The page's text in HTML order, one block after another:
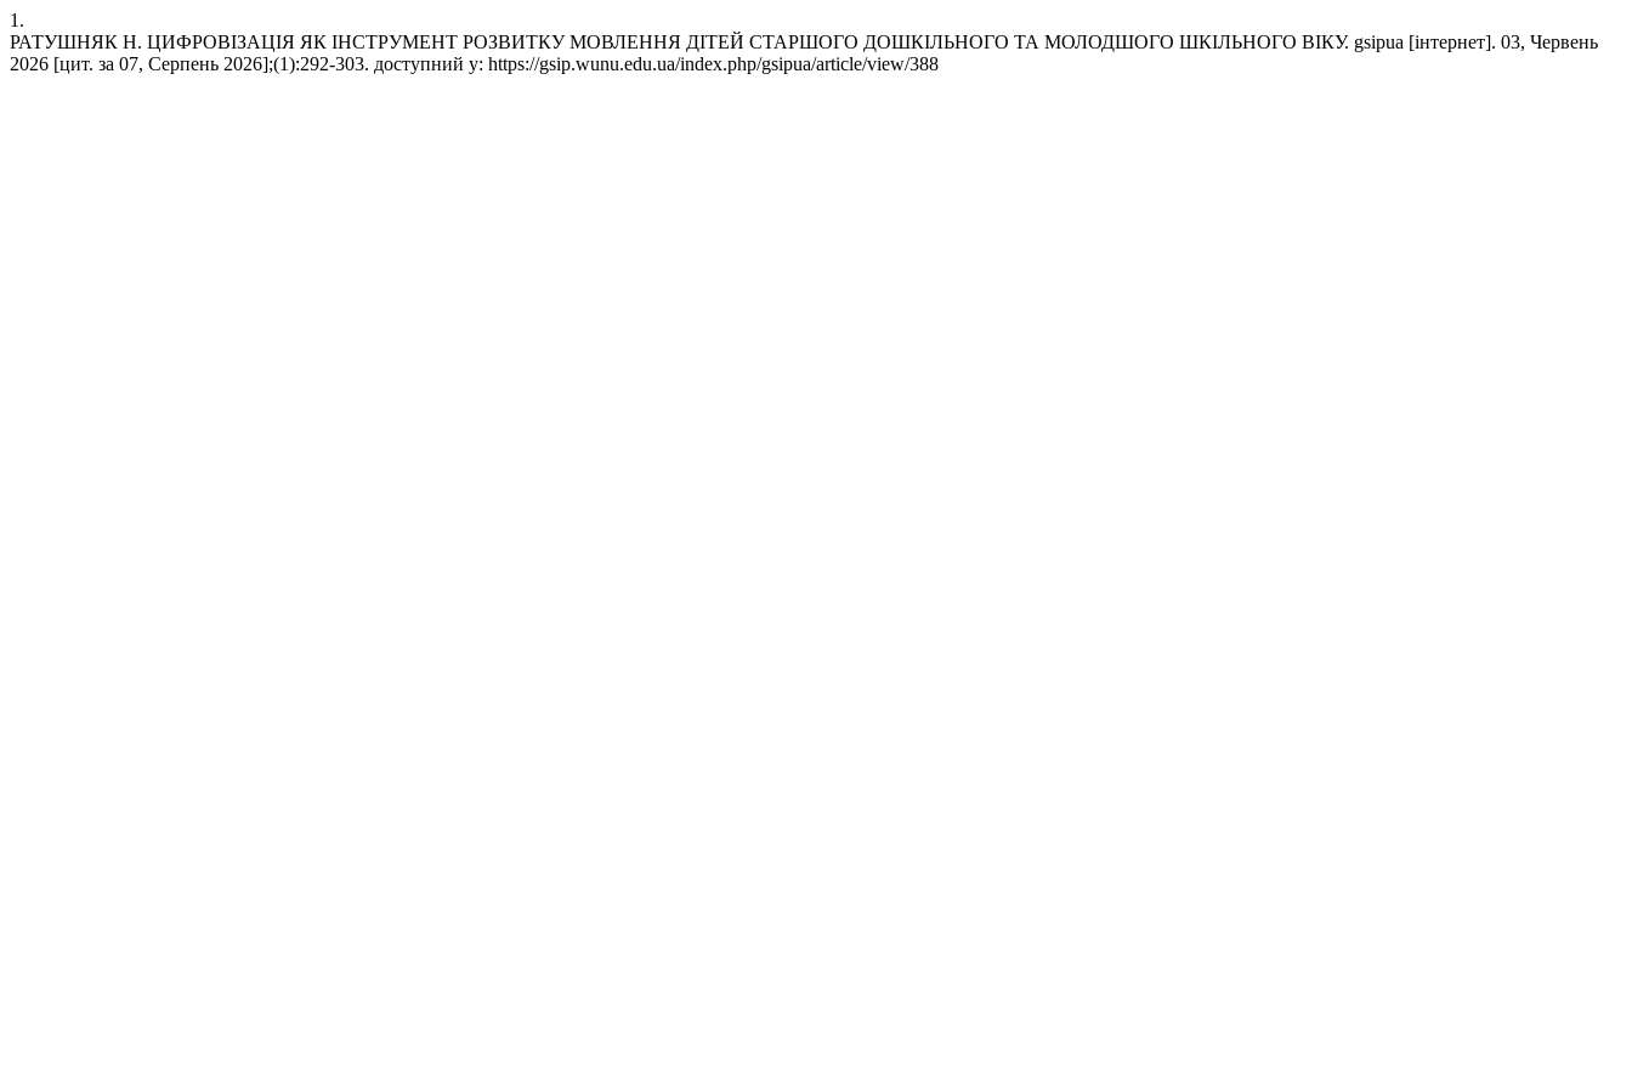
1.
РАТУШНЯК Н. ЦИФРОВІЗАЦІЯ ЯК ІНСТРУМЕНТ РОЗВИТКУ МОВЛЕННЯ ДІТЕЙ СТАРШОГО ДОШКІЛЬНОГО ТА МОЛОДШОГО ШКІЛЬНОГО ВІКУ. gsipua [інтернет]. 03, Червень
2026 [цит. за 07, Серпень 2026];(1):292-303. доступний у: https://gsip.wunu.edu.ua/index.php/gsipua/article/view/388